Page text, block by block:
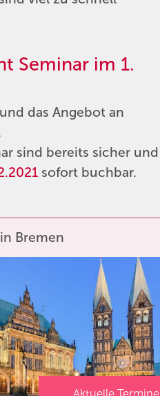
Seminar im 1.
das Angebot an
sind bereits sicher und
sofort buchbar.
Bremen
Aktuelle Termine